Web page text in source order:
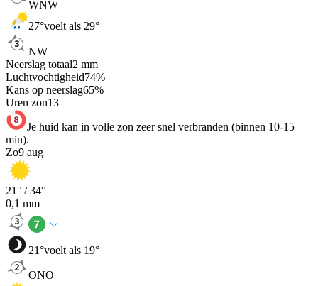
WNW
27°voelt als 29°
NW
Neerslag totaal2 mm
Luchtvochtigheid74%
Kans op neerslag65%
Uren zon13
Je huid kan in volle zon zeer snel verbranden (binnen 10-15
min).
Zo9 aug
21° /34°
0,1 mm
21°voelt als 19°
ONO